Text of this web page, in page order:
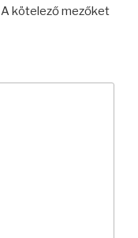
A kötelező mezőket